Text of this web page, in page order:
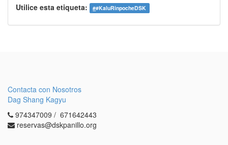
Utilice esta etiqueta: ##KaluRinpocheDSK
Contacta con Nosotros
Dag Shang Kagyu
974347009 / 671642443
reservas@dskpanillo.org